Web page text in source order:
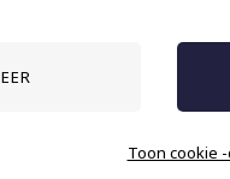
Toon cookie
Anderen